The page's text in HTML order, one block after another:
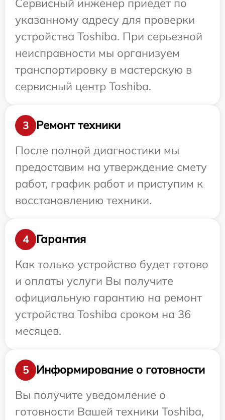
указанному адресу для проверки
устройства Toshiba. При серьезной
неисправности мы организуем
транспортировку в мастерскую в
сервисный центр Toshiba.
3
Ремонт техники
После полной диагностики мы
предоставим на утверждение смету
работ, график работ и приступим к
восстановлению техники.
4
Гарантия
Как только устройство будет готово
и оплаты услуги Вы получите
официальную гарантию на ремонт
устройства Toshiba сроком на 36
месяцев.
5
Информирование о готовности
Вы получите уведомление о
готовности Вашей техники Toshiba,